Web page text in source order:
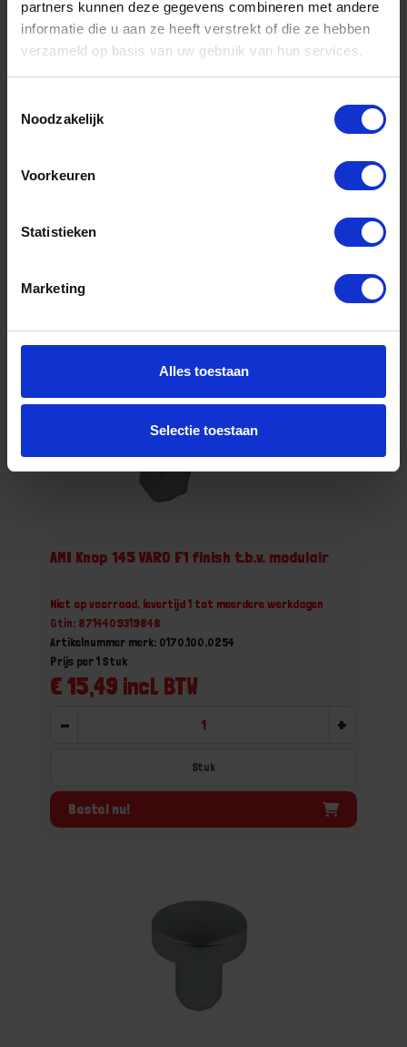
partners kunnen deze gegevens combineren met andere
informatie die u aan ze heeft verstrekt of die ze hebben
verzameld op basis van uw gebruik van hun services.
Noodzakelijk
Voorkeuren
Statistieken
Marketing
Alles toestaan
Selectie toestaan
AMI Knop 144 VARO zwart t.b.v. modulair
Gtin: 8714409327058
€ 18,72 incl. BTW
+
Bestel nu!
AMI Knop 145 VARO F1 finish t.b.v. modulair
Niet op voorraad, levertijd 1 tot meerdere werkdagen
Gtin: 8714409319848
Artikelnummer merk: 0170.100.0254
€ 15,49 incl. BTW
Prijs per 1 Stuk
- +
Stuk
Bestel nu!